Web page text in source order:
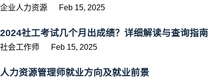
企业人力资源 Feb 15, 2025
2024社工考试几个月出成绩？详细解读与查询指南
社会工作师 Feb 15, 2025
人力资源管理师就业方向及就业前景